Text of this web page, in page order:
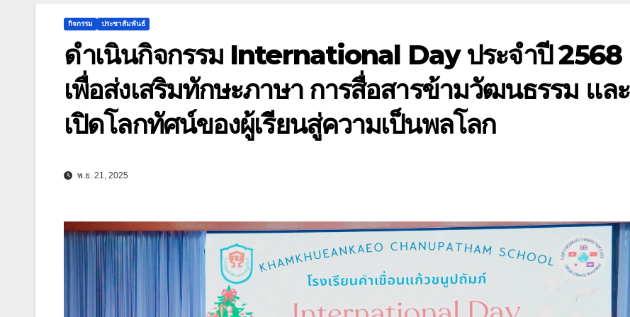
กิจกรรม ประชาสัมพันธ์
ดำเนินกิจกรรม International Day ประจำปี 2568
เพื่อส่งเสริมทักษะภาษา การสื่อสารข้ามวัฒนธรรม และ
เปิดโลกทัศน์ของผู้เรียนสู่ความเป็นพลโลก
พ.ย. 21, 2025